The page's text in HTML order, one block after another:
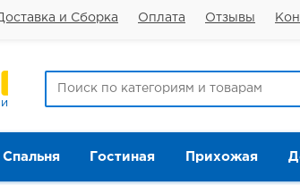
и Сборка Оплата Отзывы
Спальня Гостиная Прихожая